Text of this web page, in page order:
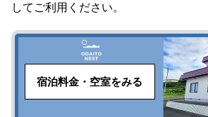
してご利用ください。
宿泊料金・空室をみる